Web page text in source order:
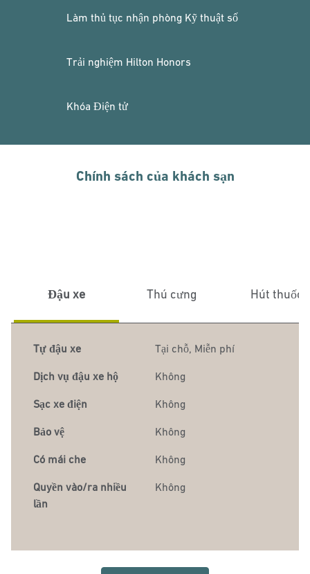
Làm thủ tục nhận phòng Kỹ thuật số
Trải nghiệm Hilton Honors
Khóa Điện tử
Chính sách của khách sạn
Đậu xe Thú cưng Hút thuốc
Tự đậu xe Tại chỗ, Miễn phí
Dịch vụ đậu xe hộ Không
Sạc xe điện Không
Bảo vệ Không
Có mái che Không
Quyền vào/ra nhiều
lần
Không